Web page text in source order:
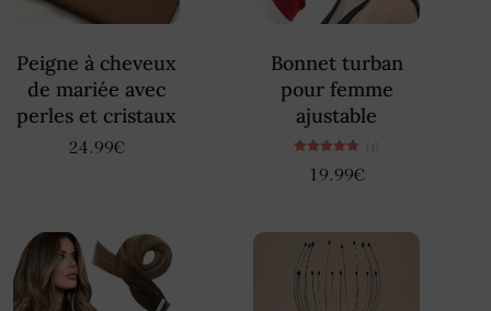
Peigne à cheveux
de mariée avec
perles et cristaux
24.99€
Bonnet turban
pour femme
ajustable
5.00
(1)
19.99€